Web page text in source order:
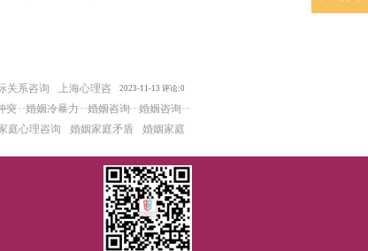
2023-11-13 评论:0
关系咨询
上海心理咨
突 婚姻冷暴力 婚姻咨询
婚姻咨询
庭心理咨询 婚姻家庭矛盾
婚姻家庭